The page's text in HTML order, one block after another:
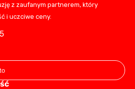
z zaufanym partnerem, który
i uczciwe ceny.